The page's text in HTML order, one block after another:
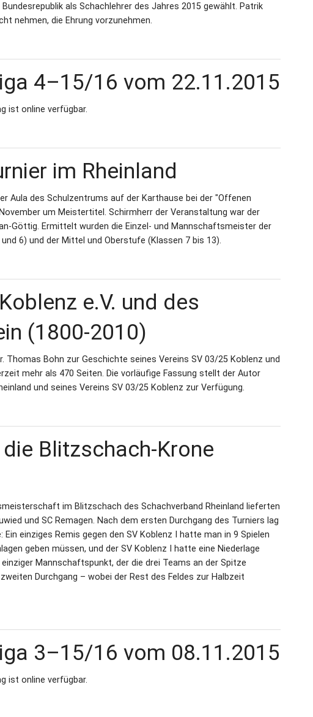
als Schachlehrer des Jahres 2015 gewählt. Patrik
nehmen, die Ehrung vorzunehmen.
4–15/16 vom 22.11.2015
ist online verfügbar.
im Rheinland
Aula des Schulzentrums auf der Karthause bei der "Offenen
um Meistertitel. Schirmherr der Veranstaltung war der
Göttig. Ermittelt wurden die Einzel- und Mannschaftsmeister der
6) und der Mittel und Oberstufe (Klassen 7 bis 13).
e.V. und des
(1800-2010)
Thomas Bohn zur Geschichte seines Vereins SV 03/25 Koblenz und
mehr als 470 Seiten. Die vorläufige Fassung stellt der Autor
und seines Vereins SV 03/25 Koblenz zur Verfügung.
Blitzschach‐Krone
im Blitzschach des Schachverband Rheinland lieferten
und SC Remagen. Nach dem ersten Durchgang des Turniers lag
einziges Remis gegen den SV Koblenz I hatte man in 9 Spielen
geben müssen, und der SV Koblenz I hatte eine Niederlage
Mannschaftspunkt, der die drei Teams an der Spitze
Durchgang – wobei der Rest des Feldes zur Halbzeit
3–15/16 vom 08.11.2015
ist online verfügbar.